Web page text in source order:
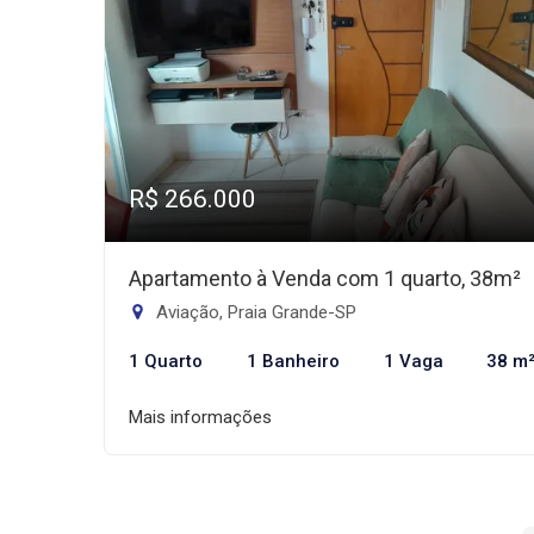
R$ 266.000
Apartamento à Venda com 1 quarto, 38m²
Aviação, Praia Grande-SP
1 Quarto 1 Banheiro 1 Vaga 38
Mais informações